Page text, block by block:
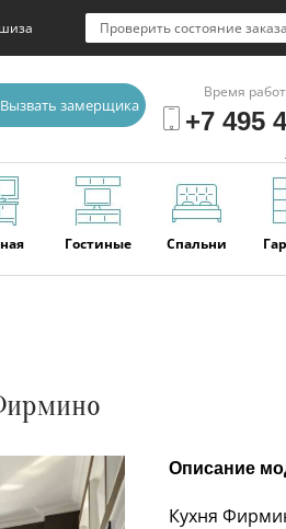
Проверить состояние заказа
Вызвать замерщика
Время
+7 495
Гостиные Спальни
Описание
Кухня